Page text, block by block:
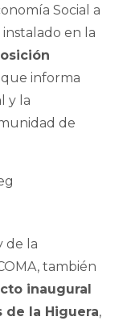
Social a
en la
que informa
y la
de
de la
también
inaugural
de la Higuera,